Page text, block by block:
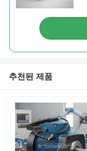
추천된 제품